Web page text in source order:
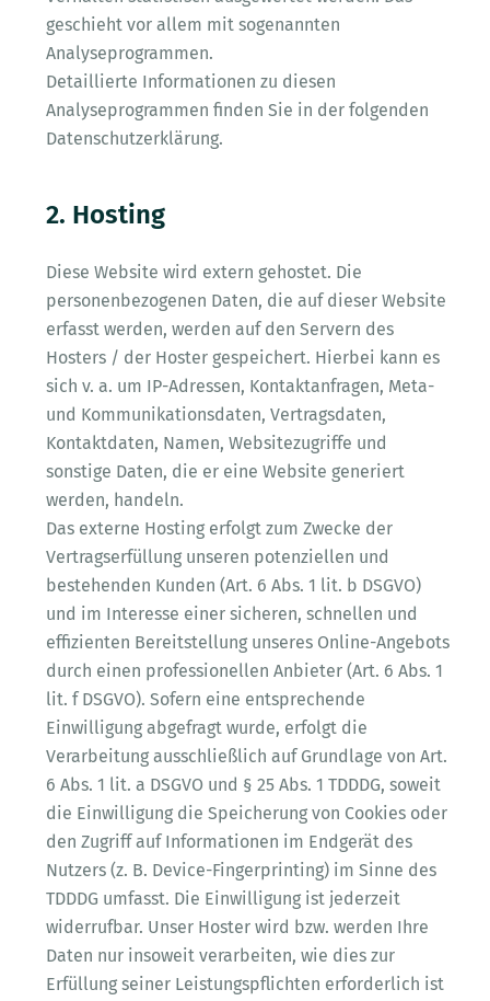
geschieht vor allem mit sogenannten
Analyseprogrammen.
Detaillierte Informationen zu diesen
Analyseprogrammen finden Sie in der folgenden
Datenschutzerklärung.
2. Hosting
Diese Website wird extern gehostet. Die
personenbezogenen Daten, die auf dieser Website
erfasst werden, werden auf den Servern des
Hosters / der Hoster gespeichert. Hierbei kann es
sich v. a. um IP-Adressen, Kontaktanfragen, Meta-
und Kommunikationsdaten, Vertragsdaten,
Kontaktdaten, Namen, Websitezugriffe und
sonstige Daten, die er eine Website generiert
werden, handeln.
Das externe Hosting erfolgt zum Zwecke der
Vertragserfüllung unseren potenziellen und
bestehenden Kunden (Art. 6 Abs. 1 lit. b DSGVO)
und im Interesse einer sicheren, schnellen und
effizienten Bereitstellung unseres Online-Angebots
durch einen professionellen Anbieter (Art. 6 Abs. 1
lit. f DSGVO). Sofern eine entsprechende
Einwilligung abgefragt wurde, erfolgt die
Verarbeitung ausschließlich auf Grundlage von Art.
6 Abs. 1 lit. a DSGVO und § 25 Abs. 1 TDDDG, soweit
die Einwilligung die Speicherung von Cookies oder
den Zugriff auf Informationen im Endgerät des
Nutzers (z. B. Device-Fingerprinting) im Sinne des
TDDDG umfasst. Die Einwilligung ist jederzeit
widerrufbar. Unser Hoster wird bzw. werden Ihre
Daten nur insoweit verarbeiten, wie dies zur
Erfüllung seiner Leistungspflichten erforderlich ist